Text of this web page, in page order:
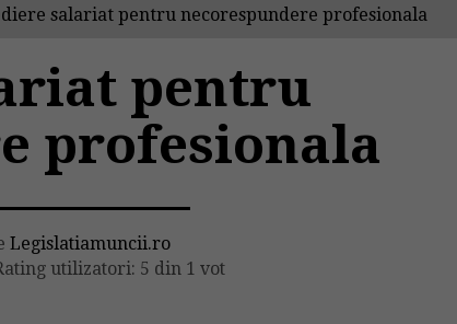
salariat pentru necorespundere profesionala
pentru
profesionala
Legislatiamuncii.ro
utilizatori: 5 din 1 vot